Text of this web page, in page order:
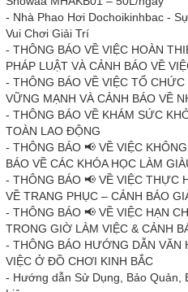
- Nhà Phao Hơi Dochoikinhbac -
Vui Chơi Giải Trí
- THÔNG BÁO VỀ VIỆC HOÀN
PHÁP LUẬT VÀ CẢNH BÁO VỀ
- THÔNG BÁO VỀ VIỆC TỔ
VỮNG MẠNH VÀ CẢNH BÁO VỀ
- THÔNG BÁO VỀ KHÁM SỨC
TOÀN LAO ĐỘNG
- THÔNG BÁO 📢 VỀ VIỆC
BÁO VỀ CÁC KHÓA HỌC LÀM
- THÔNG BÁO 📢 VỀ VIỆC THỰC
VỀ TRANG PHỤC – CẢNH BÁO
- THÔNG BÁO 📢 VỀ VIỆC HẠN
TRONG GIỜ LÀM VIỆC & CẢNH
- THÔNG BÁO HƯỚNG DẪN VĂN
VIỆC Ở ĐỒ CHƠI KINH BẮC
- Hướng dẫn Sử Dụng, Bảo Quản,